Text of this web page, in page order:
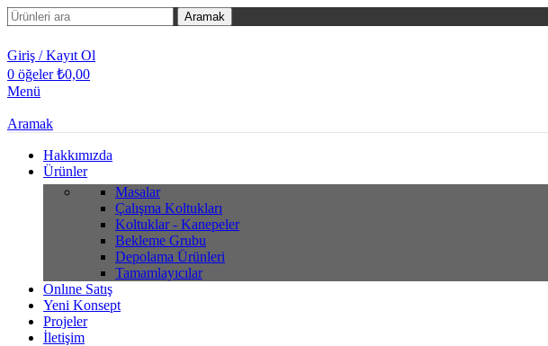
Aramak
Giriş / Kayıt Ol
0 öğeler ₺0,00
Menü
Aramak
Hakkımızda
Ürünler
Masalar
Çalışma Koltukları
Koltuklar - Kanepeler
Bekleme Grubu
Depolama Ürünleri
Tamamlayıcılar
Onlıne Satış
Yeni Konsept
Projeler
İletişim